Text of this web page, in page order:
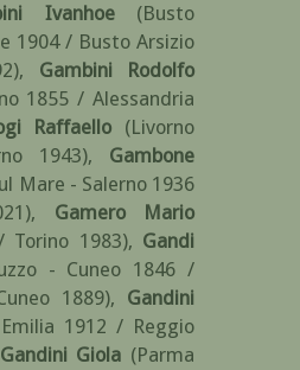
Ivanhoe
(Busto
1904 / Busto Arsizio
, Gambini Rodolfo
1855 / Alessandria
Raffaello
(Livorno
1943), Gambone
Mare - Salerno 1936
, Gamero Mario
Torino 1983), Gandi
- Cuneo 1846 /
1889), Gandini
1912 / Reggio
Gandini Giola (Parma